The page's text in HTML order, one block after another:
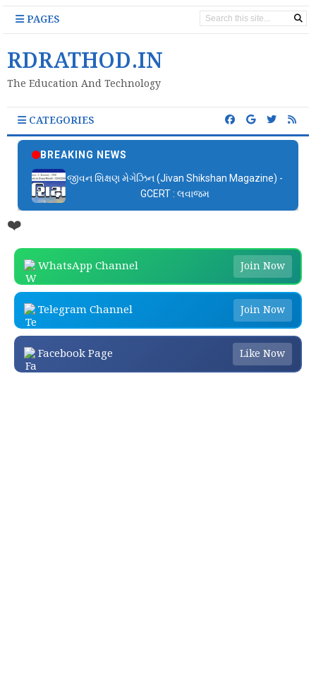
PAGES
RDRATHOD.IN
The Education And Technology
CATEGORIES
BREAKING NEWS
જીવન શિક્ષણ મેગેઝિન (Jivan Shikshan Magazine) -
GCERT : લવાજમ
❤️
WhatsApp Channel Join Now
Telegram Channel Join Now
Facebook Page Like Now